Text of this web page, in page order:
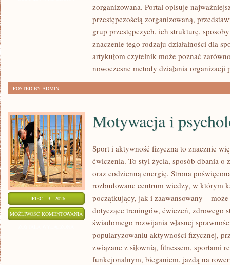
CZYTELNIKÓW
zorganizowana. Portal opisuje
przestępczością zorganizowaną,
grup przestępczych, ich strukturę,
znaczenie tego rodzaju działalności dla
artykułom czytelnik może poznać
nowoczesne metody działania organizacji
POSTED BY ADMIN
LIPIEC - 3 - 2026
MOŻLIWOŚĆ KOMENTOWANIA MOTYWACJA
PSYCHOLOGIA
SPORTU
Motywacja i
Sport i aktywność fizyczna to znacznie
ćwiczenia. To styl życia, sposób dbania o
oraz codzienną energię. Strona
rozbudowane centrum wiedzy, w którym
początkujący, jak i zaawansowany –
dotyczące treningów, ćwiczeń, zdrowego
świadomego rozwijania własnej
popularyzowaniu aktywności fizycznej,
związane z siłownią, fitnessem, sportami
funkcjonalnym, bieganiem, jazdą na